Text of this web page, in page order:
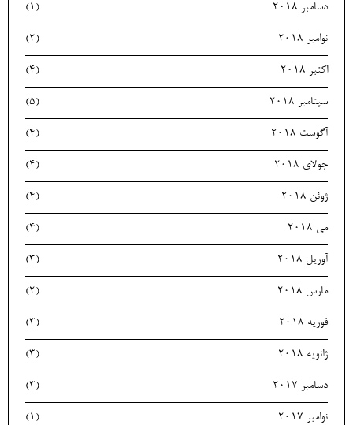
دسامبر 2018 (1)
نوامبر 2018 (2)
اکتبر 2018 (4)
سپتامبر 2018 (5)
آگوست 2018 (4)
جولای 2018 (4)
ژوئن 2018 (4)
می 2018 (4)
آوریل 2018 (3)
مارس 2018 (2)
فوریه 2018 (3)
ژانویه 2018 (3)
دسامبر 2017 (3)
نوامبر 2017 (1)